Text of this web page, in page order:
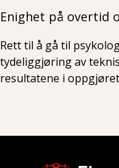
Enighet på overtid
Rett til å gå til
tydeliggjøring av
resultatene i